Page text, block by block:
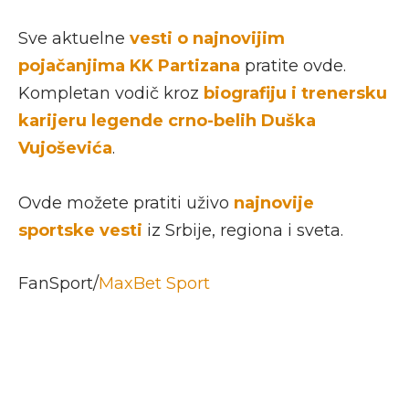
Sve aktuelne vesti o najnovijim
pojačanjima KK Partizana pratite ovde.
Kompletan vodič kroz biografiju i trenersku
karijeru legende crno-belih Duška
Vujoševića.
Ovde možete pratiti uživo najnovije
sportske vesti iz Srbije, regiona i sveta.
FanSport/MaxBet Sport